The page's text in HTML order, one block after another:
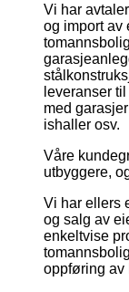
Vi har
og import av
leveranser
med
ishaller osv.
Våre
utbyggere,
Vi har ellers
og salg av
enkeltvise
oppføring av